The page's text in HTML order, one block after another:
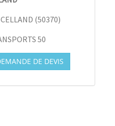
(50370)
50
DE DEVIS